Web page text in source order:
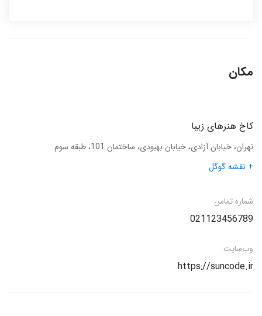
مکان
کاخ هنرهای زیبا
تهران، خیابان آزادی، خیابان بهبودی، ساختمان 101، طبقه سوم
+ نقشه گوگل
شماره تماس
021123456789
وب‌سایت
https://suncode.ir